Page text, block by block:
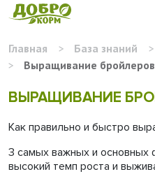
Главная > База знаний >
>
Выращивание бройлеров
ВЫРАЩИВАНИЕ
Как правильно и быстро
3 самых важных и основных
высокий темп роста и